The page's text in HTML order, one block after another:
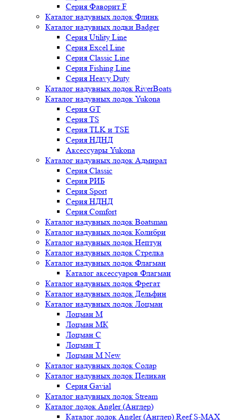
Серия Фаворит F
Каталог надувных лодок Флинк
Каталог надувных лодки Badger
Серия Utility Line
Серия Excel Line
Серия Classic Line
Серия Fishing Line
Серия Heavy Duty
Каталог надувных лодок RiverBoats
Каталог надувных лодок Yukona
Серия GT
Серия TS
Серия TLK и TSE
Серия НДНД
Аксессуары Yukona
Каталог надувных лодок Адмирал
Серия Classic
Серия РИБ
Серия Sport
Серия НДНД
Серия Comfort
Каталог надувных лодок Boatsman
Каталог надувных лодок Колибри
Каталог надувных лодок Нептун
Каталог надувных лодок Стрелка
Каталог надувных лодок Флагман
Каталог аксессуаров Флагман
Каталог надувных лодок Фрегат
Каталог надувных лодок Дельфин
Каталог надувных лодок Лоцман
Лоцман М
Лоцман МК
Лоцман С
Лоцман Т
Лоцман М New
Каталог надувных лодок Солар
Каталог надувных лодок Пеликан
Серия Gavial
Каталог надувных лодок Stream
Каталог лодок Angler (Англер)
Каталог лодок Angler (Англер) Reef S-MAX